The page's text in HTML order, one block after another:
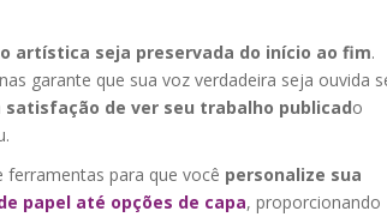
artística seja preservada do início ao fim.
garante que sua voz verdadeira seja ouvida
satisfação de ver seu trabalho publicado
para que você personalize sua
papel até opções de capa, proporcionando